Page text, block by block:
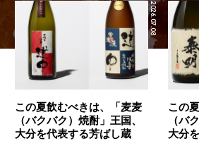
2026.07.08
この夏飲むべきは、「麦麦
（バクバク）焼酎」王国、
大分を代表する芳ばし蔵
この
（バ
大分